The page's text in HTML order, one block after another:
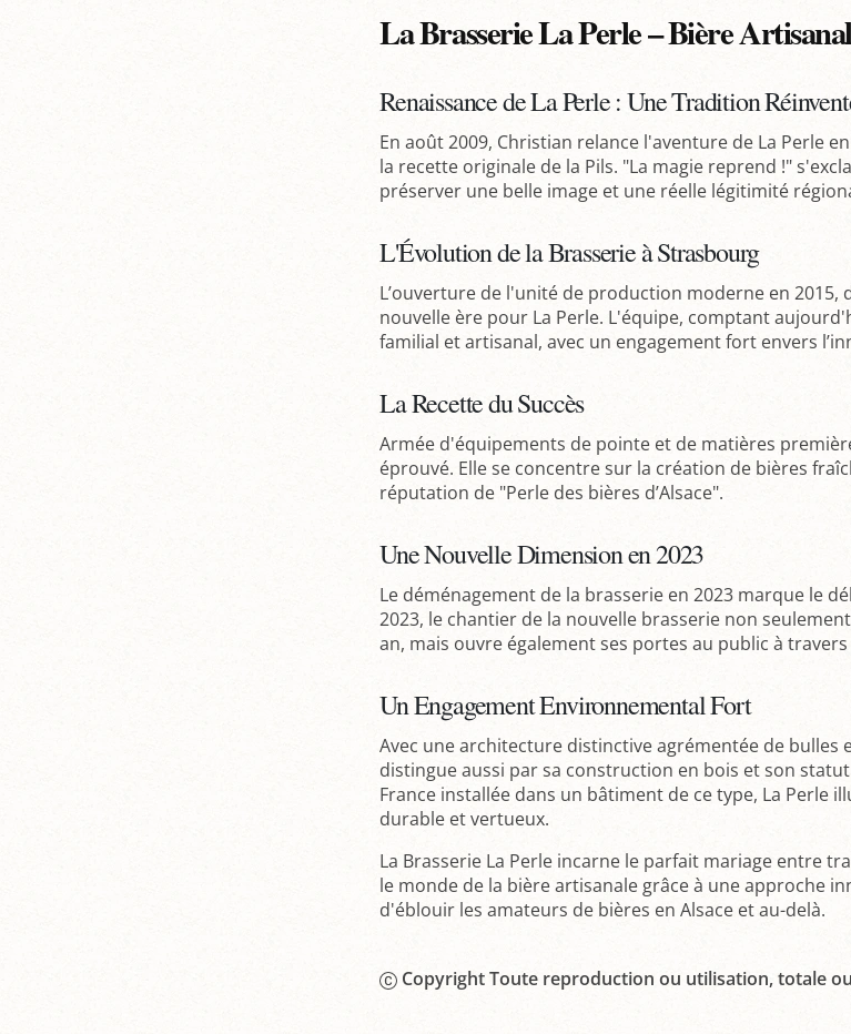
La Brasserie La Perle – Bière
Renaissance de La Perle : Une Tradition
En août 2009, Christian relance l'aventure de La Perle
la recette originale de la Pils. "La magie reprend !"
préserver une belle image et une réelle légitimité
L'Évolution de la Brasserie à Strasbourg
L’ouverture de l'unité de production moderne en
nouvelle ère pour La Perle. L'équipe, comptant
familial et artisanal, avec un engagement fort envers
La Recette du Succès
Armée d'équipements de pointe et de matières
éprouvé. Elle se concentre sur la création de bières
réputation de "Perle des bières d’Alsace".
Une Nouvelle Dimension en 2023
Le déménagement de la brasserie en 2023 marque le
2023, le chantier de la nouvelle brasserie non
an, mais ouvre également ses portes au public à
Un Engagement Environnemental Fort
Avec une architecture distinctive agrémentée de
distingue aussi par sa construction en bois et son
France installée dans un bâtiment de ce type, La Perle
durable et vertueux.
La Brasserie La Perle incarne le parfait mariage entre
le monde de la bière artisanale grâce à une approche
d'éblouir les amateurs de bières en Alsace et au-delà.
Copyright Toute reproduction ou utilisation, totale